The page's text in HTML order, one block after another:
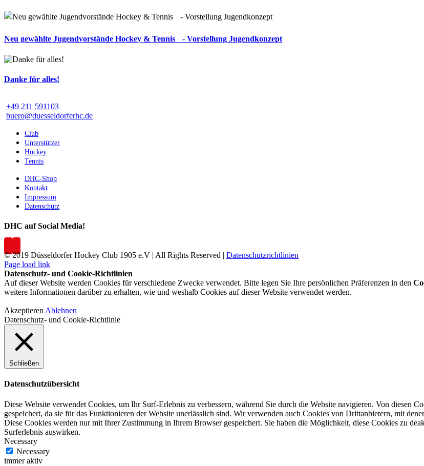
Neu gewählte Jugendvorstände Hockey & Tennis - Vorstellung Jugendkonzept
Danke für alles!
+49 211 591103
buero@duesseldorferhc.de
Club
Unterstützer
Hockey
Tennis
DHC-Shop
Kontakt
Impressum
Datenschutz
DHC auf Social Media!
© 2019 Düsseldorfer Hockey Club 1905 e.V | All Rights Reserved | Datenschutzrichtlinien
Page load link
Datenschutz- und Cookie-Richtlinien
Auf dieser Website werden Cookies für verschiedene Zwecke verwendet. Bitte legen Sie Ihre persönlichen Präferenzen in den
weitere Informationen darüber zu erhalten, wie und weshalb Cookies auf dieser Website verwendet werden.
Akzeptieren Ablehnen
Datenschutz- und Cookie-Richtlinie
Schließen
Datenschutzübersicht
Diese Website verwendet Cookies, um Ihr Surf-Erlebnis zu verbessern, während Sie durch die Website navigieren. Von diesen
gespeichert, da sie für das Funktionieren der Website unerlässlich sind. Wir verwenden auch Cookies von Drittanbietern, mit
Diese Cookies werden nur mit Ihrer Zustimmung in Ihrem Browser gespeichert. Sie haben die Möglichkeit, diese Cookies zu
Surferlebnis auswirken.
Necessary
Necessary
immer aktiv